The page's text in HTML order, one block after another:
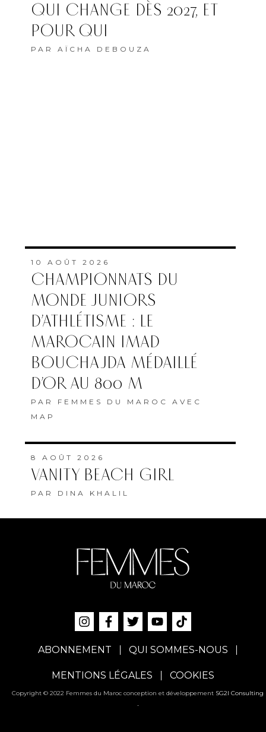
QUI CHANGE DÈS 2027, ET
POUR QUI
PAR AÏCHA DEBOUZA
10 AOÛT 2026
CHAMPIONNATS DU
MONDE JUNIORS
D’ATHLÉTISME : LE
MAROCAIN IMAD
BOUCHAJDA MÉDAILLÉ
D’OR AU 800 M
PAR FEMMES DU MAROC AVEC
MAP
8 AOÛT 2026
VANITY BEACH GIRL
PAR DINA KHALIL
ABONNEMENT QUI SOMMES-NOUS
MENTIONS LÉGALES COOKIES
Copyright © 2022 Femmes du Maroc conception et développement SG2I Consulting